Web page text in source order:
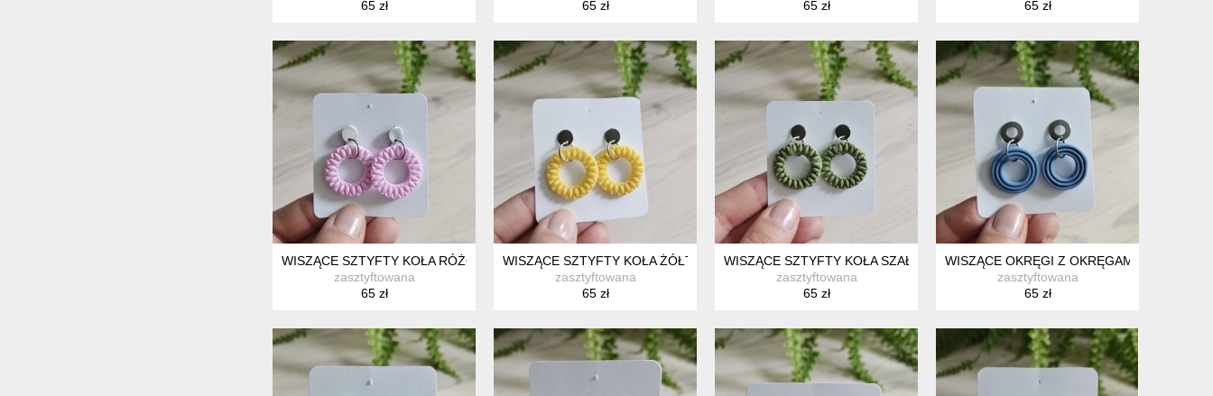
65 zł
65 zł
65 zł
65 zł
WISZĄCE SZTYFTY KOŁA RÓŻOWE
zasztyftowana
65 zł
WISZĄCE SZTYFTY KOŁA ŻÓŁTE
zasztyftowana
65 zł
WISZĄCE SZTYFTY KOŁA SZAŁWIA
zasztyftowana
65 zł
WISZĄCE OKRĘGI Z OKRĘGAMI :)
zasztyftowana
65 zł